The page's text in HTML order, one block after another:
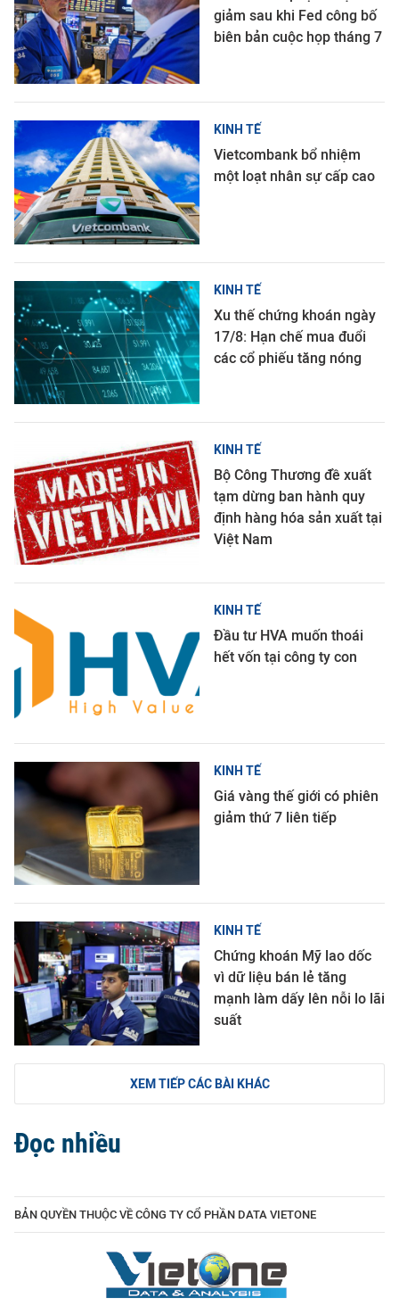
giảm sau khi Fed công bố
biên bản cuộc họp tháng 7
KINH TẾ
Vietcombank bổ nhiệm
một loạt nhân sự cấp cao
KINH TẾ
Xu thế chứng khoán ngày
17/8: Hạn chế mua đuổi
các cổ phiếu tăng nóng
KINH TẾ
Bộ Công Thương đề xuất
tạm dừng ban hành quy
định hàng hóa sản xuất tại
Việt Nam
KINH TẾ
Đầu tư HVA muốn thoái
hết vốn tại công ty con
KINH TẾ
Giá vàng thế giới có phiên
giảm thứ 7 liên tiếp
KINH TẾ
Chứng khoán Mỹ lao dốc
vì dữ liệu bán lẻ tăng
mạnh làm dấy lên nỗi lo lãi
suất
XEM TIẾP CÁC BÀI KHÁC
Đọc nhiều
BẢN QUYỀN THUỘC VỀ CÔNG TY CỔ PHẦN DATA VIETONE